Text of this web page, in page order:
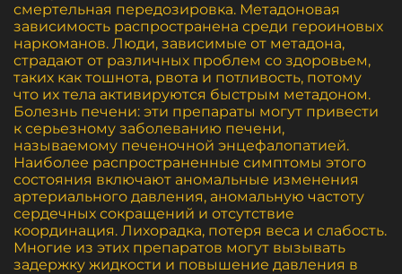
смертельная передозировка. Метадоновая
зависимость распространена среди героиновых
наркоманов. Люди, зависимые от метадона,
страдают от различных проблем со здоровьем,
таких как тошнота, рвота и потливость, потому
что их тела активируются быстрым метадоном.
Болезнь печени: эти препараты могут привести
к серьезному заболеванию печени,
называемому печеночной энцефалопатией.
Наиболее распространенные симптомы этого
состояния включают аномальные изменения
артериального давления, аномальную частоту
сердечных сокращений и отсутствие
координация. Лихорадка, потеря веса и слабость.
Многие из этих препаратов могут вызывать
задержку жидкости и повышение давления в